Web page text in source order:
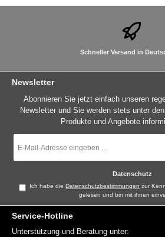
Schneller Versand in
Newsletter
Abonnieren Sie jetzt einfach unseren
Newsletter und Sie werden stets unter
Produkte und Angebote
Mail-
Datenschutz
Ich habe dieDatenschutzbestimmungen zur
gelesen und bin mit ihnen
Service-Hotline
Unterstützung und Beratung unter: